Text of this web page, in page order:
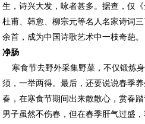
生，诗兴大发，咏者甚多。据查，仅
杜甫、韩愈、柳宗元等名人名家诗词
余首，成为中国诗歌艺术中一枝奇葩。
净肠
寒食节去野外采集野菜，不仅锻炼
须，一举两得。最后，还要说说春季
春，在寒食节期间出来散散心，赏春
男子虽然不伤春，但在春季肝气过盛